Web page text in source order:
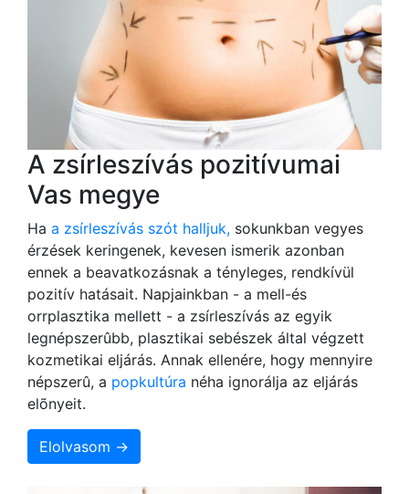
A zsírleszívás pozitívumai
Vas megye
Ha a zsírleszívás szót halljuk, sokunkban vegyes
érzések keringenek, kevesen ismerik azonban
ennek a beavatkozásnak a tényleges, rendkívül
pozitív hatásait. Napjainkban - a mell-és
orrplasztika mellett - a zsírleszívás az egyik
legnépszerûbb, plasztikai sebészek által végzett
kozmetikai eljárás. Annak ellenére, hogy mennyire
népszerû, a popkultúra néha ignorálja az eljárás
elõnyeit.
Elolvasom →